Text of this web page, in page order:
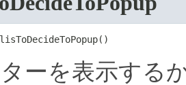
ーを表示する